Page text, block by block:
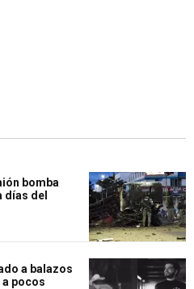
bomba
días del
a balazos
a pocos